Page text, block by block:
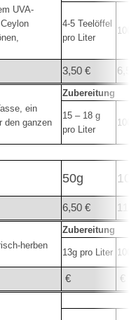
UVA-
4-5 Teelöffel
pro Liter
3,50 €
Zubereitung
ein
den ganzen
15 – 18 g
pro Liter
50g
6,50 €
Zubereitung
herben
13g pro Liter
€ €